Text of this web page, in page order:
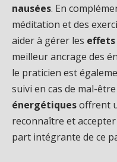
nausées. En
méditation et des
aider à gérer les effets
meilleur ancrage des
le praticien est
suivi en cas de mal-
énergétiquesoffrent
reconnaître et
part intégrante de ce